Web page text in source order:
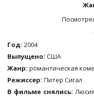
Год: 2004
Выпущено: США
Жанр: романтическая
Режиссер: Питер Сигал
В фильме снялись: